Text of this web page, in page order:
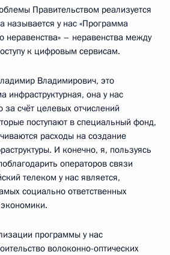
Правительством реализуется
называется у нас «Программа
неравенства» – неравенства между
к цифровым сервисам.
Владимирович, это
инфраструктурная, она у нас
за счёт целевых отчислений
поступают в специальный фонд,
расходы на создание
И конечно, я, пользуясь
операторов связи
телеком у нас является,
социально ответственных
программы у нас
волоконно-оптических